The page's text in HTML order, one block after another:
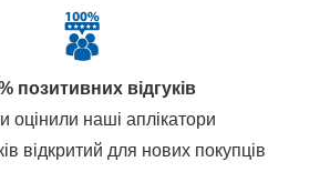
позитивних відгуків
оцінили наші аплікатори
відкритий для нових покупців